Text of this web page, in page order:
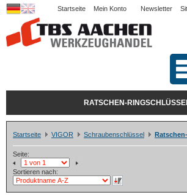
Startseite Mein Konto Newsletter
RATSCHEN-
Startseite VIGOR Schraubenschlüssel
Seite:
Sortieren nach: